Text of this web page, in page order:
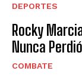
DEPORTES
Rocky
Nunca Perdió
COMBATE